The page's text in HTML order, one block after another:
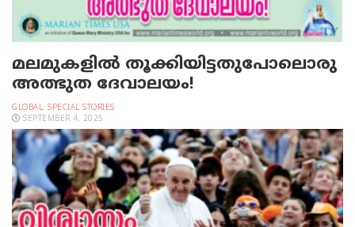
മലമുകളില്‍ തൂക്കിയിട്ടതുപോലൊരു
അത്ഭുത ദേവാലയം!
GLOBAL, SPECIAL STORIES
SEPTEMBER 4, 2025